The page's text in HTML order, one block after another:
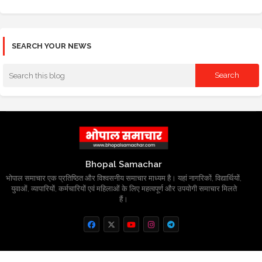
SEARCH YOUR NEWS
Bhopal Samachar
भोपाल समाचार एक प्रतिष्ठित और विश्वसनीय समाचार माध्यम है। यहां नागरिकों, विद्यार्थियों,
युवाओं, व्यापारियों, कर्मचारियों एवं महिलाओं के लिए महत्वपूर्ण और उपयोगी समाचार मिलते
हैं।